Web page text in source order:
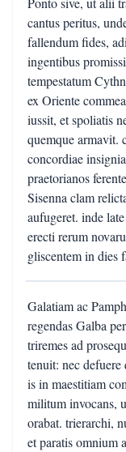
cantus peritus,
fallendum fides,
ingentibus
tempestatum
ex Oriente
iussit, et spoliatis
quemque armavit.
concordiae
praetorianos
Sisenna clam
aufugeret. inde
erecti rerum
gliscentem in dies
Galatiam ac
regendas Galba
triremes ad
tenuit: nec
is in maestitiam
militum invocans,
orabat. trierarchi,
et paratis omnium